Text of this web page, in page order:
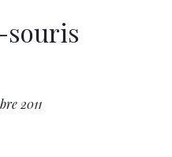
souris
2011